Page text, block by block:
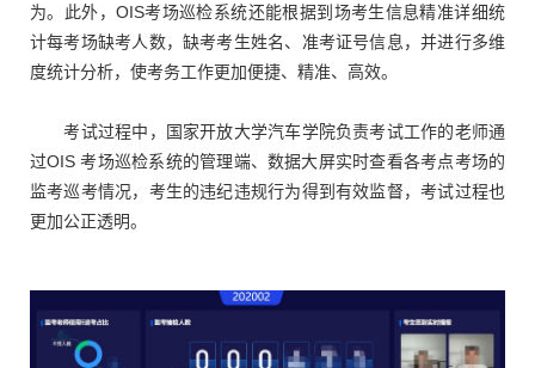
为。此外，OIS考场巡检系统还能根据到场考生信息精准详细统
计每考场缺考人数，缺考考生姓名、准考证号信息，并进行多维
度统计分析，使考务工作更加便捷、精准、高效。
考试过程中，国家开放大学汽车学院负责考试工作的老师通
过OIS 考场巡检系统的管理端、数据大屏实时查看各考点考场的
监考巡考情况，考生的违纪违规行为得到有效监督，考试过程也
更加公正透明。